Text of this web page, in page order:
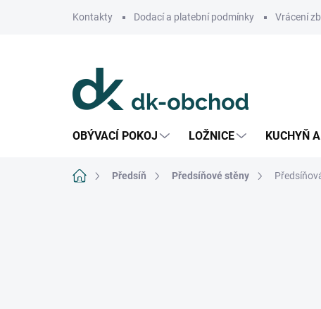
Kontakty Dodací a platební podmínky Vrácení
OBÝVACÍ POKOJ LOŽNICE KUCHYŇ
Domů Předsíň Předsíňové stěny